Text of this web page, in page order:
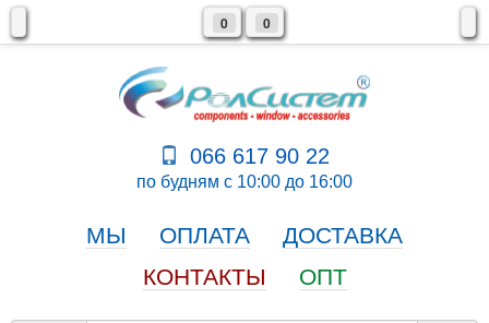
0 0
066 617 90 22
по будням с 10:00 до 16:00
МЫ ОПЛАТА
ДОСТАВКА
КОНТАКТЫ
ОПТ